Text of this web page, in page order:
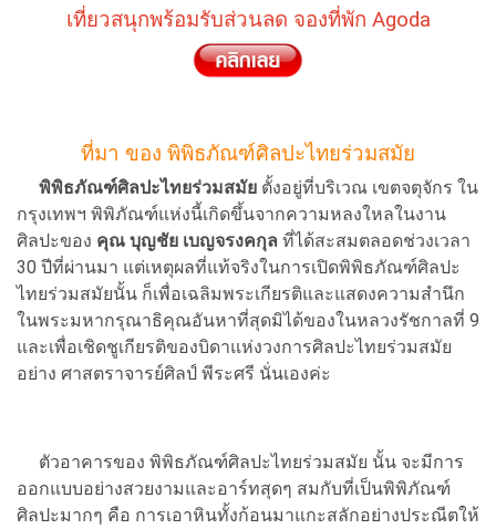
เที่ยวสนุกพร้อมรับส่วนลด จองที่พัก Agoda
ที่มา ของ พิพิธภัณฑ์ศิลปะไทยร่วมสมัย
พิพิธภัณฑ์ศิลปะไทยร่วมสมัย ตั้งอยู่ที่บริเวณ เขตจตุจักร ใน
กรุงเทพฯ พิพิภัณฑ์แห่งนี้เกิดขึ้นจากความหลงใหลในงาน
ศิลปะของ คุณ บุญชัย เบญจรงคกุล ที่ได้สะสมตลอดช่วงเวลา
30 ปีที่ผ่านมา แต่เหตุผลที่แท้จริงในการเปิดพิพิธภัณฑ์ศิลปะ
ไทยร่วมสมัยนั้น ก็เพื่อเฉลิมพระเกียรติและแสดงความสำนึก
ในพระมหากรุณาธิคุณอันหาที่สุดมิได้ของในหลวงรัชกาลที่ 9
และเพื่อเชิดชูเกียรติของบิดาแห่งวงการศิลปะไทยร่วมสมัย
อย่าง ศาสตราจารย์ศิลป์ พีระศรี นั่นเองค่ะ
ตัวอาคารของ พิพิธภัณฑ์ศิลปะไทยร่วมสมัย นั้น จะมีการ
ออกแบบอย่างสวยงามและอาร์ทสุดๆ สมกับที่เป็นพิพิภัณฑ์
ศิลปะมากๆ คือ การเอาหินทั้งก้อนมาแกะสลักอย่างประณีตให้